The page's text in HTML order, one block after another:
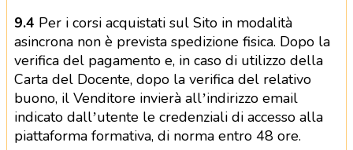
9.4 Per i corsi acquistati sul Sito in modalità
asincrona non è prevista spedizione fisica. Dopo la
verifica del pagamento e, in caso di utilizzo della
Carta del Docente, dopo la verifica del relativo
buono, il Venditore invierà all’indirizzo email
indicato dall’utente le credenziali di accesso alla
piattaforma formativa, di norma entro 48 ore.